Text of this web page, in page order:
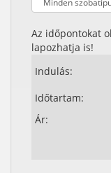
Az időpontokat
lapozhatja is!
Indulás:
Időtartam:
Ár: